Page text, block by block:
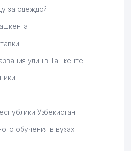
за одеждой
улиц в Ташкенте
Узбекистан
обучения в вузах